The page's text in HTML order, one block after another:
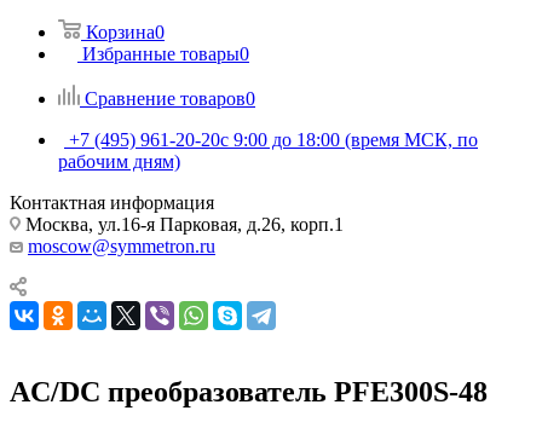
Корзина0
Избранные товары0
Сравнение товаров0
+7 (495) 961-20-20с 9:00 до 18:00 (время МСК, по
рабочим дням)
Контактная информация
Москва, ул.16-я Парковая, д.26, корп.1
moscow@symmetron.ru
AC/DC преобразователь PFE300S-48